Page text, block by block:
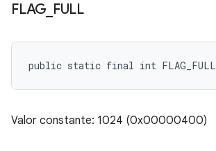
FLAG FULL
public static final int FLAG_FULL
Valor constante: 1024 (0x00000400)